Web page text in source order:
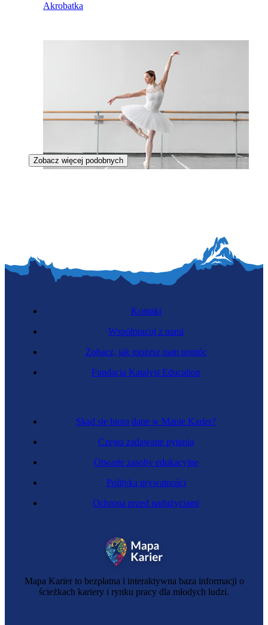
Akrobatka
Zobacz więcej podobnych
Mapa Karier to bezpłatna i interaktywna baza informacji o
ścieżkach kariery i rynku pracy dla młodych ludzi.
Skąd się biorą dane w Mapie Karier?
Często zadawane pytania
Otwarte zasoby edukacyjne
Polityka prywatności
Ochrona przed nadużyciami
Kontakt
Współpracuj z nami
Zobacz, jak możesz nam pomóc
Fundacja Katalyst Education